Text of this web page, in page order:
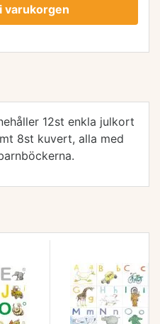
varukorgen
12st enkla julkort
8st kuvert, alla med